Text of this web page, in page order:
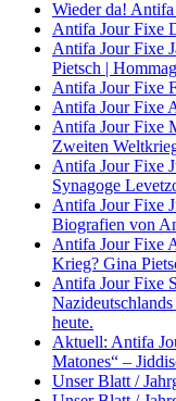
Wieder da!
Antifa Jour Fixe
Antifa Jour Fixe
Pietsch |
Antifa Jour Fixe
Antifa Jour Fixe
Antifa Jour Fixe
Zweiten
Antifa Jour Fixe
Synagoge
Antifa Jour Fixe
Biografien von
Antifa Jour Fixe
Krieg? Gina
Antifa Jour Fixe
heute.
Aktuell: Antifa
Matones“ –
Unser Blatt /